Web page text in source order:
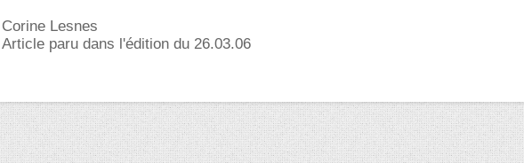
Corine Lesnes
Article paru dans l'édition du 26.03.06